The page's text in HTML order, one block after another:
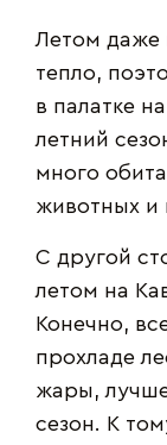
Летом даже
тепло,
в палатке
летний
много
животных и
С другой
летом на
Конечно,
прохладе
жары,
сезон. К